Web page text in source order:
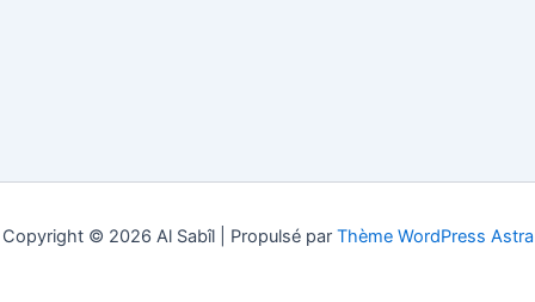
Copyright © 2026 Al Sabîl | Propulsé par Thème WordPress Astra